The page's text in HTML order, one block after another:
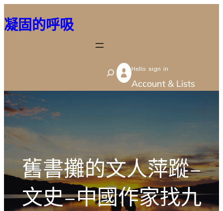
至
容
凝固的呼吸
S
e
Hello sign in
Account & Lists
舊書攤的文人萍蹤–
文史–中國作家找九